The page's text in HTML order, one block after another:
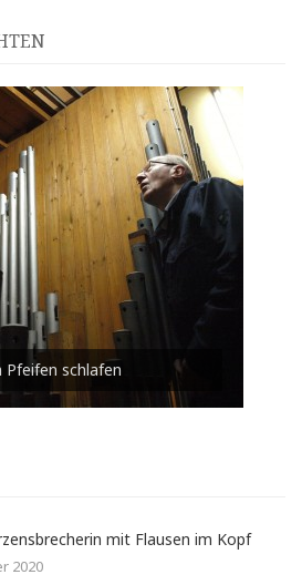
Pfeifen schlafen
mit Flausen im Kopf
2020